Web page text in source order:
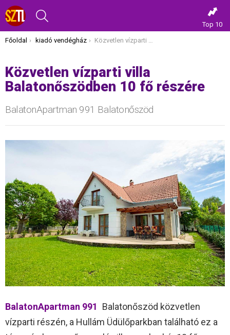
Top 10
Itt vagy most:
Főoldal kiadó vendégház Közvetlen vízparti villa Balatonőszödben 10 fő részére
Közvetlen vízparti villa
Balatonőszödben 10 fő részére
BalatonApartman 991 Balatonőszöd
BalatonApartman 991
Balatonőszöd közvetlen
vízparti részén, a Hullám Üdülőparkban található ez a